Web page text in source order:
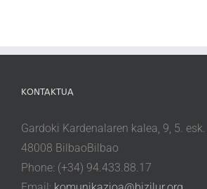
KONTAKTUA
Gardoki Kardenalaren kalea, 9, 5. esk.
48008 BilbaoBilbao
Phone: (+34) 94.433.88.17